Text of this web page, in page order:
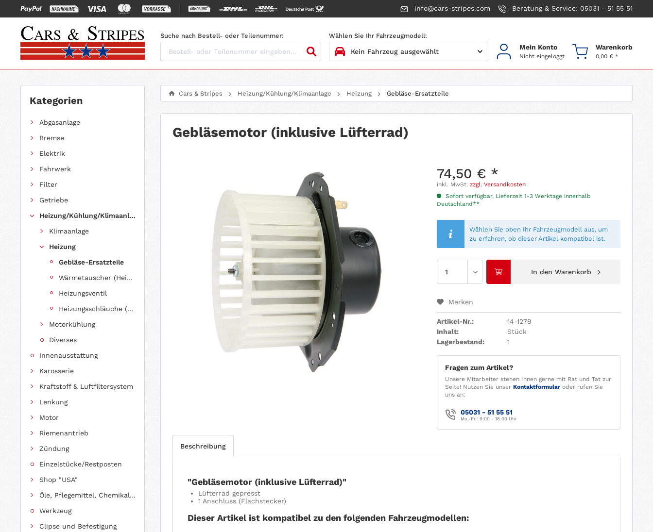
info@cars-stripes.com Beratung & Service: 05031 - 51 55 51
Suche nach Bestell- oder Teilenummer: Wählen Sie Ihr Fahrzeugmodell:
2. MODELL
3. BAUJAHR
Mein Konto
Nicht eingeloggt
Warenkorb
0,00 € *
Kategorien
Abgasanlage
Bremse
Elektrik
Fahrwerk
Filter
Getriebe
Heizung/Kühlung/Klimaanlage
Klimaanlage
Heizung
Gebläse-Ersatzteile
Wärmetauscher (Heizungkühler)
Heizungsventil
Heizungsschläuche (Meterware)
Motorkühlung
Diverses
Innenausstattung
Karosserie
Kraftstoff & Luftfiltersystem
Lenkung
Motor
Riemenantrieb
Zündung
Einzelstücke/Restposten
Shop "USA"
Öle, Pflegemittel, Chemikalien und Additive
Werkzeug
Clipse und Befestigung
Cars & Stripes Heizung/Kühlung/Klimaanlage Heizung Gebläse-Ersatzteile
Gebläsemotor (inklusive Lüfterrad)
74,50 € *
inkl. MwSt. zzgl. Versandkosten
Sofort verfügbar, Lieferzeit 1-3 Werktage innerhalb
Deutschland**
Wählen Sie oben Ihr Fahrzeugmodell aus, um
zu erfahren, ob dieser Artikel kompatibel ist.
In den Warenkorb
Merken
Artikel-Nr.:
14-1279
Inhalt:
Stück
Lagerbestand:
1
Fragen zum Artikel?
Unsere Mitarbeiter stehen Ihnen gerne mit Rat und Tat zur
Seite! Nutzen Sie unser Kontaktformularoder rufen Sie
uns an:
05031 - 51 55 51
Mo.-Fr.: 9:00 - 16.00 Uhr
Beschreibung
"Gebläsemotor (inklusive Lüfterrad)"
Lüfterrad gepresst
1 Anschluss (Flachstecker)
Dieser Artikel ist kompatibel zu den folgenden Fahrzeugmodellen: